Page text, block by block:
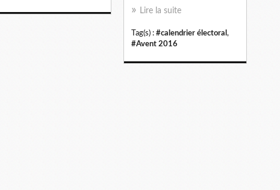
Lire la suite
Tag(s) : #calendrier électoral ,
#Avent 2016